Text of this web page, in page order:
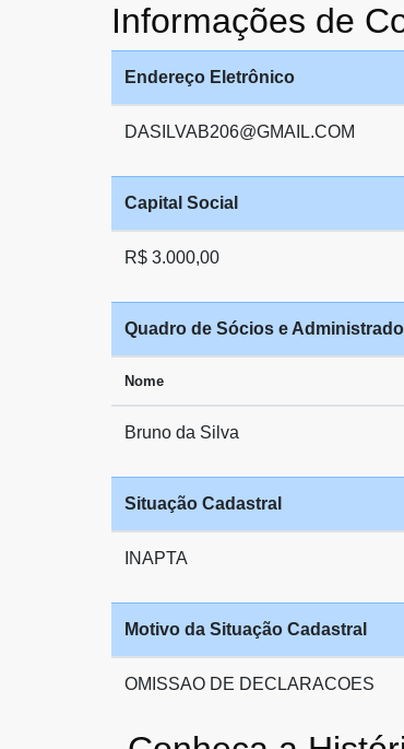
Informações de
Endereço Eletrônico
DASILVAB206@GMAIL.COM
Capital Social
R$ 3.000,00
Quadro de Sócios e
Nome
Bruno da Silva
Situação Cadastral
INAPTA
Motivo da Situação Cadastral
OMISSAO DE DECLARACOES